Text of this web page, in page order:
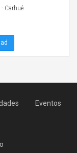
Carhué
Eventos